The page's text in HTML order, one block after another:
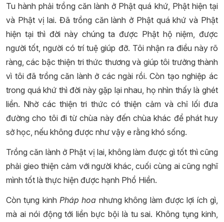
Tu hành phải trồng căn lành ở Phật quá khứ, Phật hiện tại
và Phật vị lai. Đã trồng căn lành ở Phật quá khứ và Phật
hiện tại thì đời này chúng ta được Phật hộ niệm, được
người tốt, người có trí tuệ giúp đỡ. Tôi nhận ra điều này rõ
ràng, các bậc thiện tri thức thương và giúp tôi trưởng thành
vì tôi đã trồng căn lành ở các ngài rồi. Còn tạo nghiệp ác
trong quá khứ thì đời này gặp lại nhau, họ nhìn thấy là ghét
liền. Nhờ các thiện tri thức có thiện cảm và chỉ lối đưa
đường cho tôi đi từ chùa này đến chùa khác để phát huy
sở học, nếu không được như vậy e rằng khó sống.
Trồng căn lành ở Phật vị lai, không làm được gì tốt thì cũng
phải gieo thiện cảm với người khác, cuối cùng ai cũng nghĩ
mình tốt là thực hiện được hạnh Phổ Hiền.
Còn tụng kinh Pháp hoa nhưng không làm được lợi ích gì,
mà ai nói động tới liền bực bội là tu sai. Không tụng kinh,